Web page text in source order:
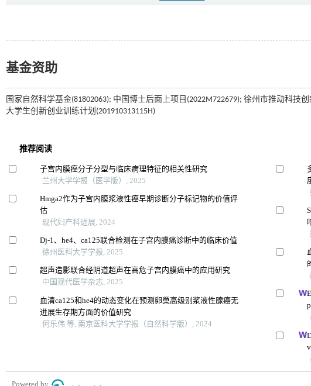
基金资助
国家自然科学基金(81802063); 中国博士后面上项目(2022M722679); 徐州市推动科技
大学生创新创业训练计划(201910313115H)